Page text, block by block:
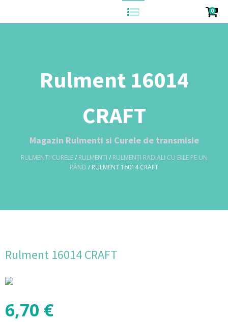
0
Rulment 16014
CRAFT
Magazin Rulmenti si Curele de transmisie
RULMENTI-CURELE/ RULMENTI / RULMENȚI RADIALI CU BILE PE UN
RÂND / RULMENT 16014 CRAFT
Rulment 16014 CRAFT
6,70 €